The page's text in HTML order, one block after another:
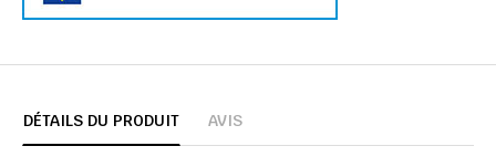
DÉTAILS DU PRODUIT AVIS